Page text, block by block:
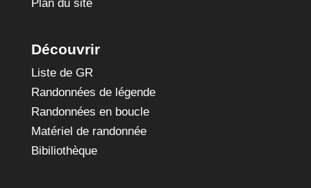
Plan du site
Découvrir
Liste de GR
Randonnées de légende
Randonnées en boucle
Matériel de randonnée
Bibiliothèque